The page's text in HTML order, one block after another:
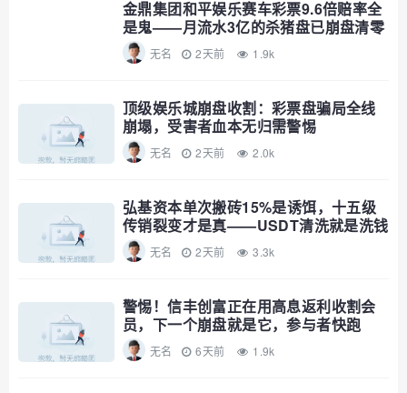
金鼎集团和平娱乐赛车彩票9.6倍赔率全
是鬼——月流水3亿的杀猪盘已崩盘清零
无名 2天前 1.9k
顶级娱乐城崩盘收割：彩票盘骗局全线
崩塌，受害者血本无归需警惕
无名 2天前 2.0k
弘基资本单次搬砖15%是诱饵，十五级
传销裂变才是真——USDT清洗就是洗钱
公告，趁资金池没爆赶紧撤
无名 2天前 3.3k
警惕！信丰创富正在用高息返利收割会
员，下一个崩盘就是它，参与者快跑
无名 6天前 1.9k